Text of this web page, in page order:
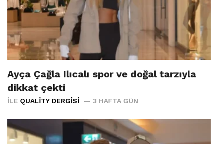
Ayça Çağla Ilıcalı spor ve doğal tarzıyla
dikkat çekti
İLE QUALITY DERGISI 3 HAFTA GÜN